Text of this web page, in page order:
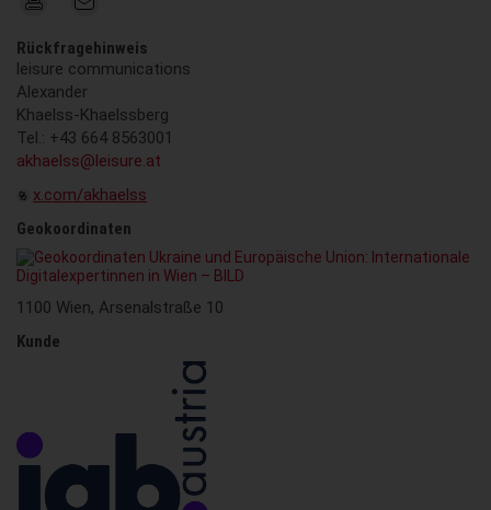
Rückfragehinweis
leisure communications
Alexander
Khaelss-Khaelssberg
Tel.: +43 664 8563001
akhaelss@leisure.at
x.com/akhaelss
Geokoordinaten
1100 Wien, Arsenalstraße 10
Kunde